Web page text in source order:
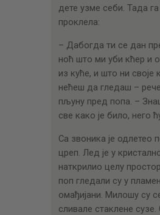
дете узме себи. Тада га
проклела:
– Дабогда ти се дан
ноћ што ми уби кћер и
из куће, и што ни своје
нећеш да гледаш –
пљуну пред попа. –
све како је било, него
Са звоника је одлетео
цреп. Лед је у
наткрилио целу
поп гледали су у
омађијани. Милошу су
сливале стаклене сузе.